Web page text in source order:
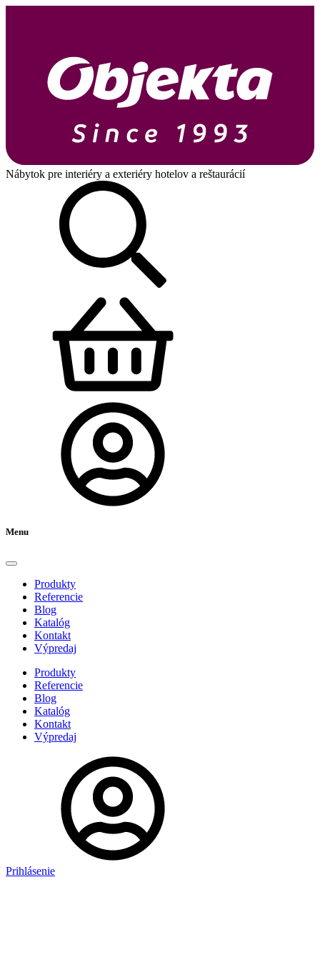
Nábytok pre interiéry a exteriéry hotelov a reštaurácií
Menu
Produkty
Referencie
Blog
Katalóg
Kontakt
Výpredaj
Produkty
Referencie
Blog
Katalóg
Kontakt
Výpredaj
Prihlásenie